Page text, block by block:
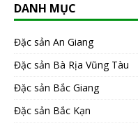
DANH MỤC
Đặc sản An Giang
Đặc sản Bà Rịa Vũng Tàu
Đặc sản Bắc Giang
Đặc sản Bắc Kạn